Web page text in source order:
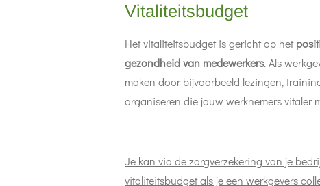
Vitaliteitsbudget
Het vitaliteitsbudget isgericht op het
gezondheid van medewerkers. Als
maken door bijvoorbeeld lezingen,
organiseren die jouw werknemers vitaler
Je kan via de zorgverzekering van je
vitaliteitsbudget als je een werkgevers